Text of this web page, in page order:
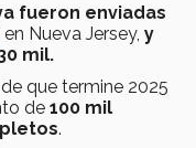
fueron enviadas
, en Nueva Jersey, y
mil.
que termine 2025
de 100 mil
.